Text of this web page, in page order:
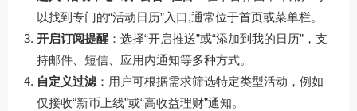
以找到专门的“活动日历”入口,通常位于首页或菜单栏。
开启订阅提醒 ：选择“开启推送”或“添加到我的日历”，支
持邮件、短信、应用内通知等多种方式。
自定义过滤 ：用户可根据需求筛选特定类型活动，例如
仅接收“新币上线”或“高收益理财”通知。